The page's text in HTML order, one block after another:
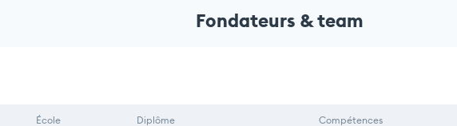
Fondateurs & team
École Diplôme Compétences